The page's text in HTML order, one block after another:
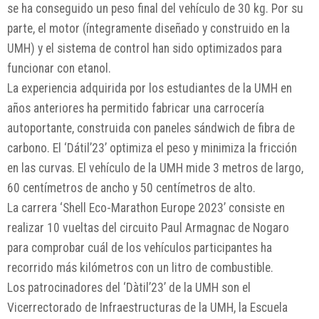
se ha conseguido un peso final del vehículo de 30 kg. Por su
parte, el motor (íntegramente diseñado y construido en la
UMH) y el sistema de control han sido optimizados para
funcionar con etanol.
La experiencia adquirida por los estudiantes de la UMH en
años anteriores ha permitido fabricar una carrocería
autoportante, construida con paneles sándwich de fibra de
carbono. El ‘Dátil’23’ optimiza el peso y minimiza la fricción
en las curvas. El vehículo de la UMH mide 3 metros de largo,
60 centímetros de ancho y 50 centímetros de alto.
La carrera ‘Shell Eco-Marathon Europe 2023’ consiste en
realizar 10 vueltas del circuito Paul Armagnac de Nogaro
para comprobar cuál de los vehículos participantes ha
recorrido más kilómetros con un litro de combustible.
Los patrocinadores del ‘Dàtil’23’ de la UMH son el
Vicerrectorado de Infraestructuras de la UMH, la Escuela